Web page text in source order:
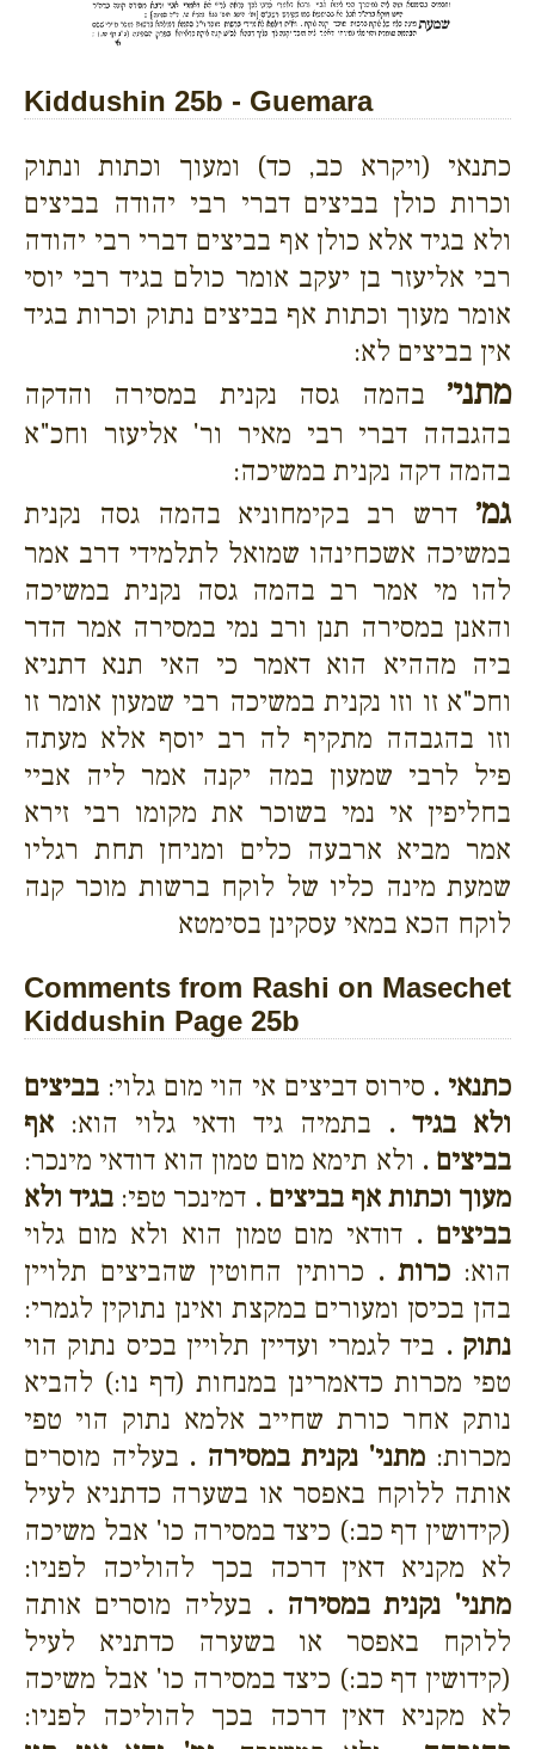
Kiddushin 25b - Guemara
כתנאי (ויקרא כב, כד) ומעוך וכתות ונתוק
וכרות כולן בביצים דברי רבי יהודה בביצים
ולא בגיד אלא כולן אף בביצים דברי רבי יהודה
רבי אליעזר בן יעקב אומר כולם בגיד רבי יוסי
אומר מעוך וכתות אף בביצים נתוק וכרות בגיד
אין בביצים לא:
מתני׳ בהמה גסה נקנית במסירה והדקה
בהגבהה דברי רבי מאיר ור' אליעזר וחכ"א
בהמה דקה נקנית במשיכה:
גמ׳ דרש רב בקימחוניא בהמה גסה נקנית
במשיכה אשכחינהו שמואל לתלמידי דרב אמר
להו מי אמר רב בהמה גסה נקנית במשיכה
והאנן במסירה תנן ורב נמי במסירה אמר הדר
ביה מההיא הוא דאמר כי האי תנא דתניא
וחכ"א זו וזו נקנית במשיכה רבי שמעון אומר זו
וזו בהגבהה מתקיף לה רב יוסף אלא מעתה
פיל לרבי שמעון במה יקנה אמר ליה אביי
בחליפין אי נמי בשוכר את מקומו רבי זירא
אמר מביא ארבעה כלים ומניחן תחת רגליו
שמעת מינה כליו של לוקח ברשות מוכר קנה
לוקח הכא במאי עסקינן בסימטא
Comments from Rashi on Masechet
Kiddushin Page 25b
כתנאי . סירוס דביצים אי הוי מום גלוי: בביצים
ולא בגיד . בתמיה גיד ודאי גלוי הוא: אף
בביצים . ולא תימא מום טמון הוא דודאי מינכר:
מעוך וכתות אף בביצים . דמינכר טפי: בגיד ולא
בביצים . דודאי מום טמון הוא ולא מום גלוי
הוא:כרות . כרותין החוטין שהביצים תלויין
בהן בכיסן ומעורים במקצת ואינן נתוקין לגמרי:
נתוק . ביד לגמרי ועדיין תלויין בכיס נתוק הוי
טפי מכרות כדאמרינן במנחות (דף נו:) להביא
נותק אחר כורת שחייב אלמא נתוק הוי טפי
מכרות: מתני' נקנית במסירה . בעליה מוסרים
אותה ללוקח באפסר או בשערה כדתניא לעיל
(קידושין דף כב:) כיצד במסירה כו' אבל משיכה
לא מקניא דאין דרכה בכך להוליכה לפניו:
מתני' נקנית במסירה . בעליה מוסרים אותה
ללוקח באפסר או בשערה כדתניא לעיל
(קידושין דף כב:) כיצד במסירה כו' אבל משיכה
לא מקניא דאין דרכה בכך להוליכה לפניו: